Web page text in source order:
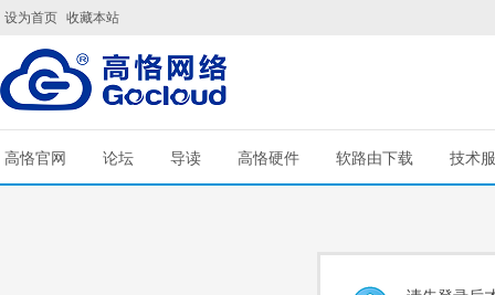
设为首页 收藏本站
高恪官网 论坛 导读 高恪硬件 软路由下载 技术